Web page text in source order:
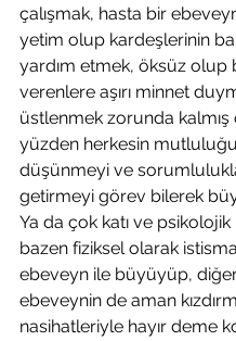
çalışmak, hasta bir
yetim olup kardeşlerinin
yardım etmek, öksüz olup
verenlere aşırı minnet
üstlenmek zorunda kalmış
yüzden herkesin
düşünmeyi ve
getirmeyi görev bilerek
Ya da çok katı ve psikolojik
bazen fiziksel olarak
ebeveyn ile büyüyüp,
ebeveynin de aman
nasihatleriyle hayır deme